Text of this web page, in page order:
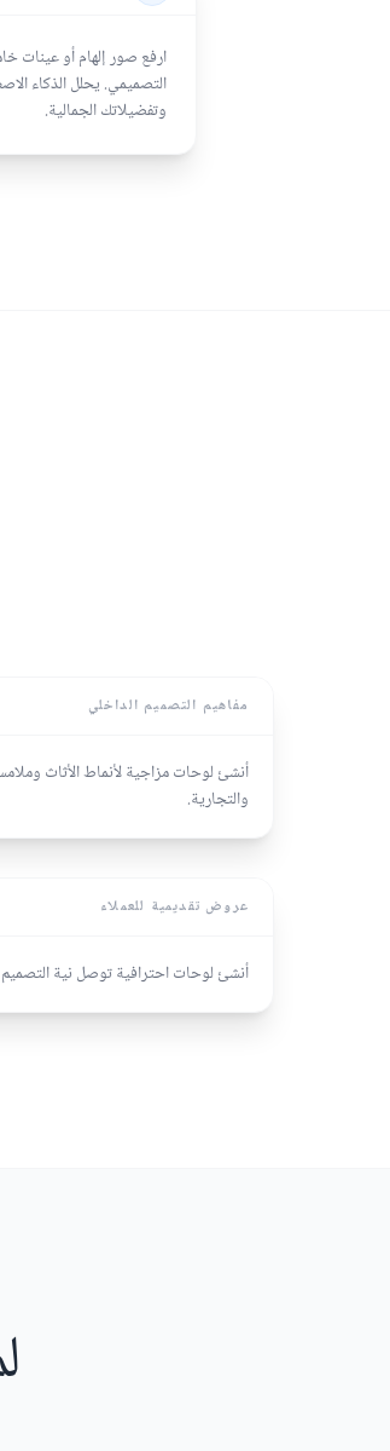
ارفع صور إلهام أو عينات
التصميمي. يحلل الذكاء
وتفضيلاتك الجمالية.
مفاهيم التصميم الداخلي
أنشئ لوحات مزاجية لأنماط الأثاث
والتجارية.
عروض تقديمية للعملاء
أنشئ لوحات احترافية توصل نية التصميم